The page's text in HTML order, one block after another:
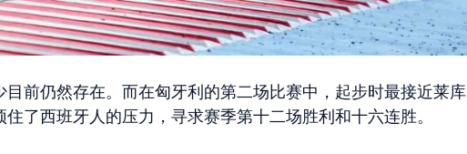
前仍然存在。而在匈牙利的第二场比赛中，起步时最接近莱库
了西班牙人的压力，寻求赛季第十二场胜利和十六连胜。